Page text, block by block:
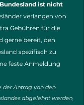
ist nicht
verlangen von
Gebühren für die
gerne bereit, den
spezifisch zu
feste Anmeldung
der Antrag von den
abgelehnt werden,